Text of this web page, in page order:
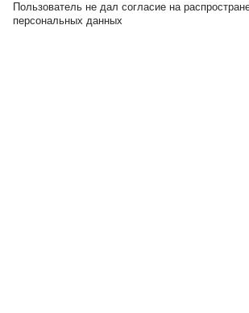
Пользователь не дал согласие на
персональных данных